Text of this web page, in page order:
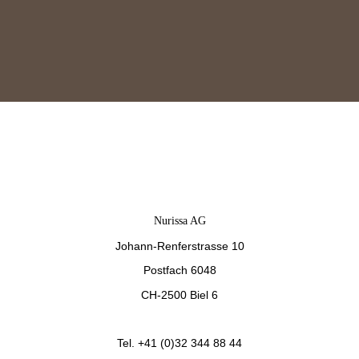
Nurissa AG
Johann-Renferstrasse 10
Postfach 6048
CH-2500 Biel 6
Tel. +41 (0)32 344 88 44